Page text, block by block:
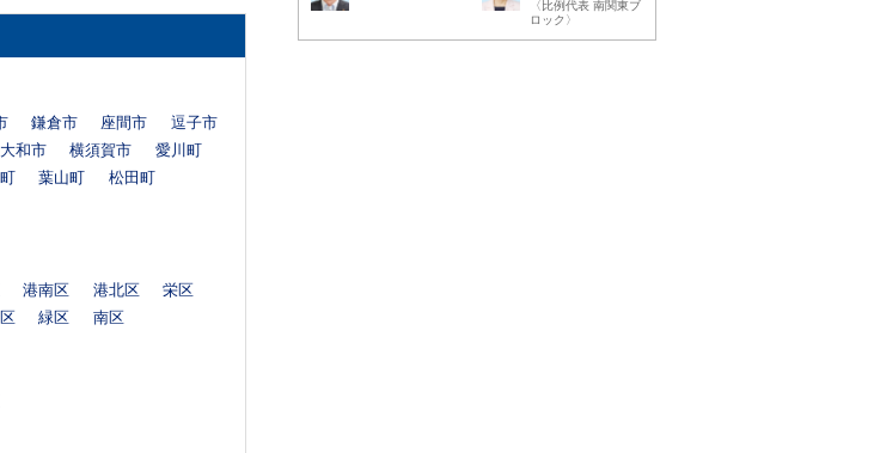
鎌倉市 座間市
逗子市
大和市 横須賀市
愛川町
葉山町
松田町
港南区 港北区
栄区
緑区 南区
〈比例代表 南関東ブ
ロック〉